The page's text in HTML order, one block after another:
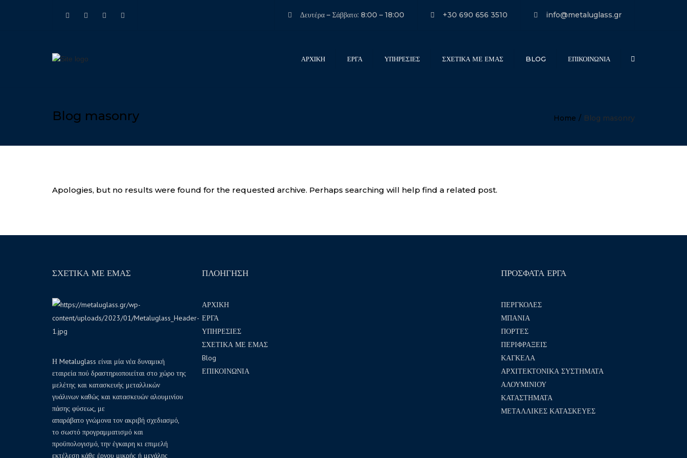
METALUGLASSMETALUGLASS
Δευτέρα – Σάββατο: 8:00 – 18:00 +30 690 656 3510 info@metaluglass.gr
ΑΡΧΙΚΗ ΕΡΓΑ ΥΠΗΡΕΣΙΕΣ
ΜΗΧΑΝΙΚΟΥΣ
ΣΧΕΤΙΚΑ ΜΕ ΕΜΑΣ BLOG ΕΠΙΚΟΙΝΩΝΙΑ
Blog masonry Home Blog masonry
Apologies, but no results were found for the requested archive. Perhaps searching will help find a related post.
ΣΧΕΤΙΚΑ ΜΕ ΕΜΑΣ
Η Metaluglass είναι μία νέα δυναμική
εταιρεία πού δραστηριοποιείται στο χώρο της
μελέτης και κατασκευής μεταλλικών
γυάλινων καθώς και κατασκευών αλουμινίου
πάσης φύσεως, με
απαράβατο γνώμονα τον ακριβή σχεδιασμό,
το σωστό προγραμματισμό και
προϋπολογισμό, την έγκαιρη κι επιμελή
εκτέλεση κάθε έργου μικρής ή μεγάλης
ΠΛΟΗΓΗΣΗ
ΑΡΧΙΚΗ
ΕΡΓΑ
ΥΠΗΡΕΣΙΕΣ
ΣΧΕΤΙΚΑ ΜΕ ΕΜΑΣ
Blog
ΕΠΙΚΟΙΝΩΝΙΑ
ΠΡΟΣΦΑΤΑ ΕΡΓΑ
ΠΕΡΓΚΟΛΕΣ
ΜΠΑΝΙΑ
ΠΟΡΤΕΣ
ΠΕΡΙΦΡΑΞΕΙΣ
ΚΑΓΚΕΛΑ
ΑΡΧΙΤΕΚΤΟΝΙΚΑ ΣΥΣΤΗΜΑΤΑ
ΑΛΟΥΜΙΝΙΟΥ
ΚΑΤΑΣΤΗΜΑΤΑ
ΜΕΤΑΛΛΙΚΕΣ ΚΑΤΑΣΚΕΥΕΣ